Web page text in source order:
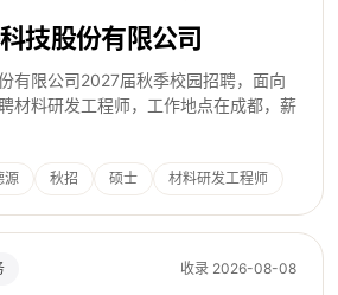
技股份有限公司
有限公司2027届秋季校园招聘，面向
材料研发工程师，工作地点在成都，薪
源 秋招 硕士
材料研发工程师
收录 2026-08-08